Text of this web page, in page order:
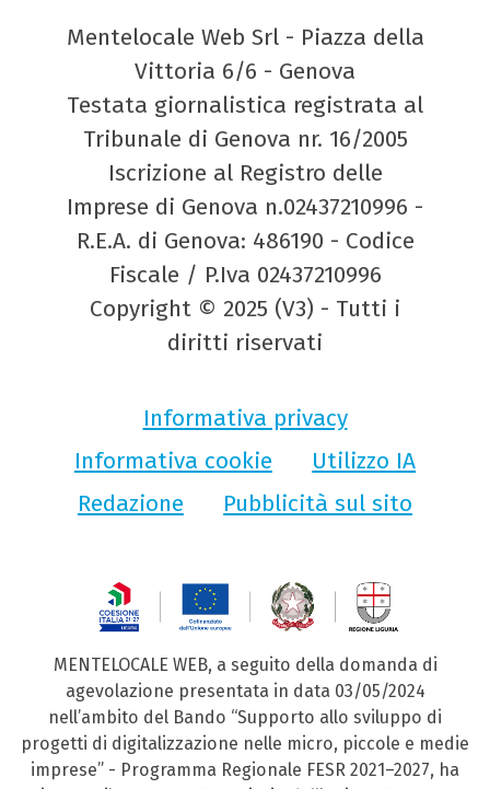
Mentelocale Web Srl - Piazza della
Vittoria 6/6 - Genova
Testata giornalistica registrata al
Tribunale di Genova nr. 16/2005
Iscrizione al Registro delle
Imprese di Genova n.02437210996 -
R.E.A. di Genova: 486190 - Codice
Fiscale / P.Iva 02437210996
Copyright © 2025 (V3) - Tutti i
diritti riservati
Informativa privacy
Informativa cookie
Utilizzo IA
Redazione
Pubblicità sul sito
MENTELOCALE WEB, a seguito della domanda di
agevolazione presentata in data 03/05/2024
nell’ambito del Bando “Supporto allo sviluppo di
progetti di digitalizzazione nelle micro, piccole e medie
imprese” - Programma Regionale FESR 2021–2027, ha